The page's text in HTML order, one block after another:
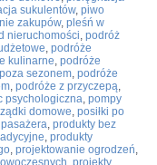
sukulentów, piwo
zakupów, pleśń w
nieruchomości, podróż
, podróże
kulinarne, podróże
sezonem, podróże
, podróże z przyczepą,
psychologiczna, pompy
domowe, posiłki po
, produkty bez
, produkty
, projektowanie ogrodzeń,
, projekty